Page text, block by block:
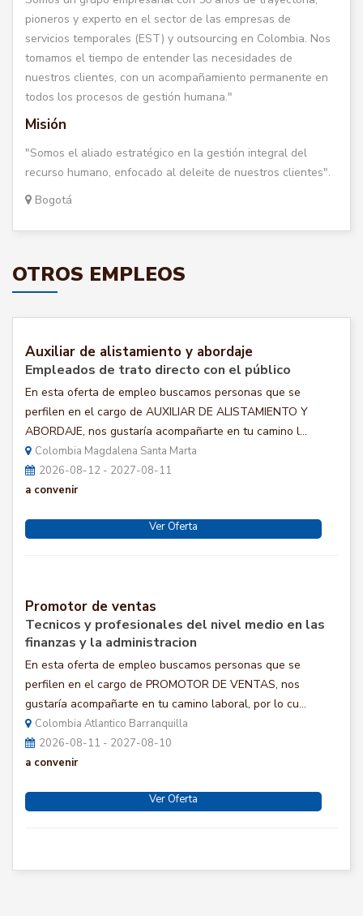
pioneros y experto en el sector de las empresas de
servicios temporales (EST) y outsourcing en Colombia. Nos
tomamos el tiempo de entender las necesidades de
nuestros clientes, con un acompañamiento permanente en
todos los procesos de gestión humana."
Misión
"Somos el aliado estratégico en la gestión integral del
recurso humano, enfocado al deleite de nuestros clientes".
Bogotá
OTROS EMPLEOS
Auxiliar de alistamiento y abordaje
Empleados de trato directo con el público
En esta oferta de empleo buscamos personas que se
perfilen en el cargo de AUXILIAR DE ALISTAMIENTO Y
ABORDAJE, nos gustaría acompañarte en tu camino l...
Colombia Magdalena Santa Marta
2026-08-12 - 2027-08-11
a convenir
Ver Oferta
Promotor de ventas
Tecnicos y profesionales del nivel medio en las
finanzas y la administracion
En esta oferta de empleo buscamos personas que se
perfilen en el cargo de PROMOTOR DE VENTAS, nos
gustaría acompañarte en tu camino laboral, por lo cu...
Colombia Atlantico Barranquilla
2026-08-11 - 2027-08-10
a convenir
Ver Oferta